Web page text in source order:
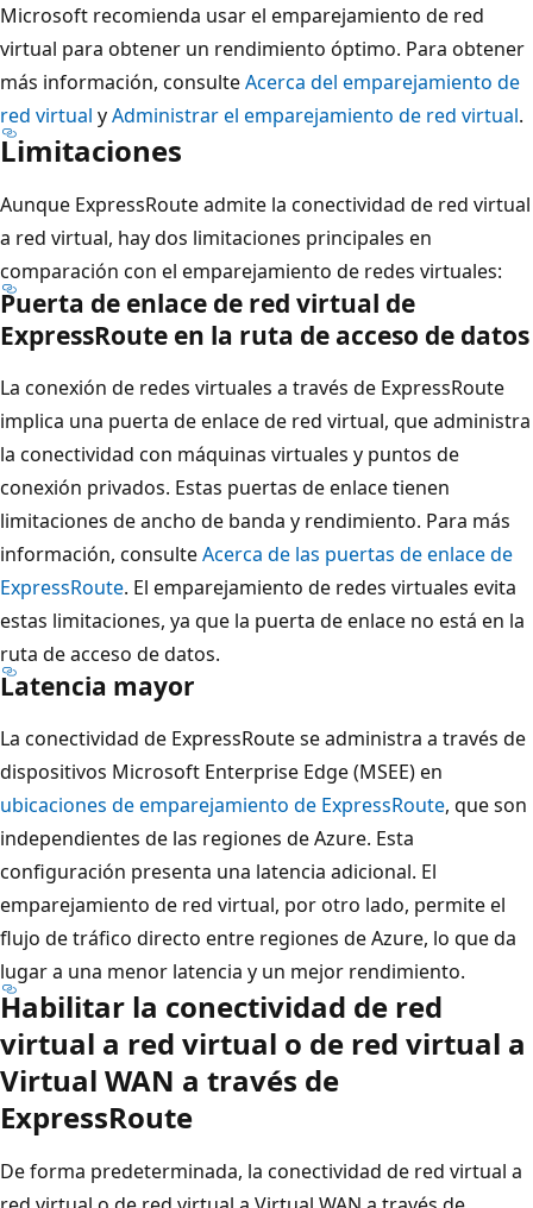
Microsoft recomienda usar el emparejamiento de red
virtual para obtener un rendimiento óptimo. Para obtener
más información, consulteAcerca del emparejamiento de
red virtual yAdministrar el emparejamiento de red virtual.
Limitaciones
Aunque ExpressRoute admite la conectividad de red virtual
a red virtual, hay dos limitaciones principales en
comparación con el emparejamiento de redes virtuales:
Puerta de enlace de red virtual de
ExpressRoute en la ruta de acceso de datos
La conexión de redes virtuales a través de ExpressRoute
implica una puerta de enlace de red virtual, que administra
la conectividad con máquinas virtuales y puntos de
conexión privados. Estas puertas de enlace tienen
limitaciones de ancho de banda y rendimiento. Para más
información, consulteAcerca de las puertas de enlace de
ExpressRoute. El emparejamiento de redes virtuales evita
estas limitaciones, ya que la puerta de enlace no está en la
ruta de acceso de datos.
Latencia mayor
La conectividad de ExpressRoute se administra a través de
dispositivos Microsoft Enterprise Edge (MSEE) en
ubicaciones de emparejamiento de ExpressRoute, que son
independientes de las regiones de Azure. Esta
configuración presenta una latencia adicional. El
emparejamiento de red virtual, por otro lado, permite el
flujo de tráfico directo entre regiones de Azure, lo que da
lugar a una menor latencia y un mejor rendimiento.
Habilitar la conectividad de red
virtual a red virtual o de red virtual a
Virtual WAN a través de
ExpressRoute
De forma predeterminada, la conectividad de red virtual a